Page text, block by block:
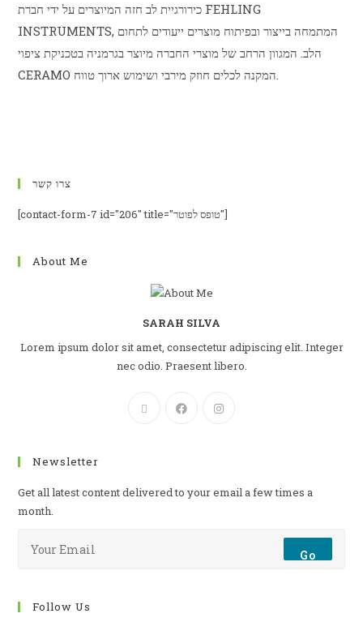
כירורגיית לב חזה המיוצרים על ידי חברת FEHLING
INSTRUMENTS, המתמחה בייצור ובפיתוח מוצרים ייעודים לתחום
הלב. המגוון הרחב של מוצרי החברה מיוצר בגרמניה בטכניקת ציפוי
CERAMO המקנה לכלים חוזק מירבי ושימוש ארוך טווח.
צרו קשר
[contact-form-7 id="206" title="טופס לפוטר"]
About Me
SARAH SILVA
Lorem ipsum dolor sit amet, consectetur adipiscing elit. Integer
nec odio. Praesent libero.
Newsletter
Get all latest content delivered to your email a few times a
month.
Go
Follow Us